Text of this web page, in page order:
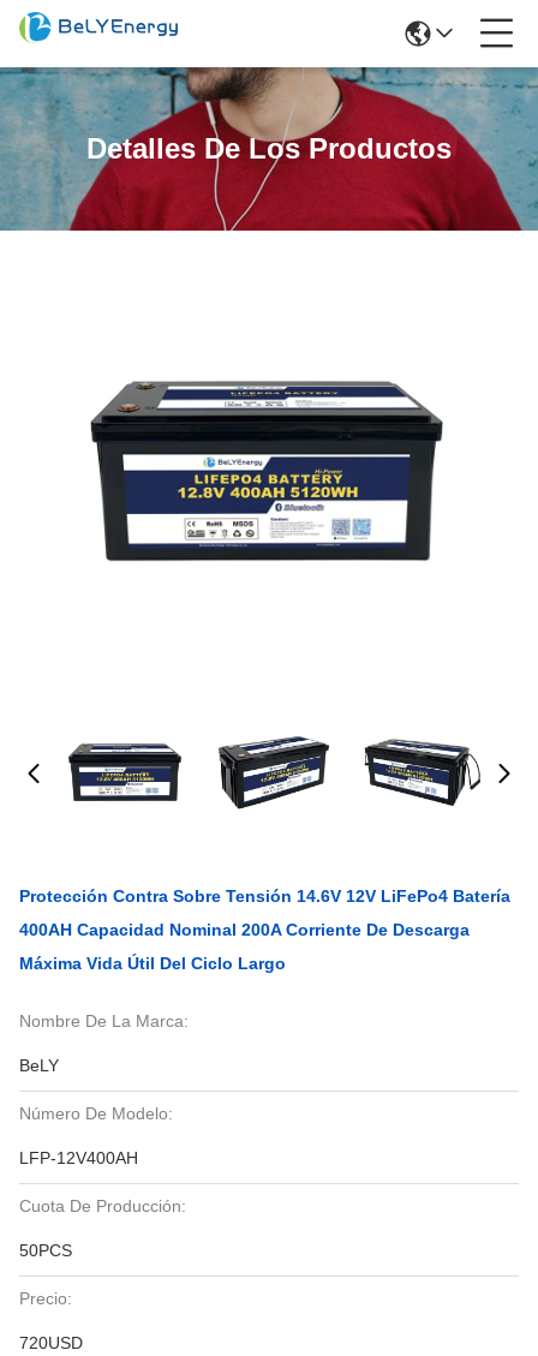
Detalles De Los Productos
Protección Contra Sobre Tensión 14.6V 12V LiFePo4 Batería
400AH Capacidad Nominal 200A Corriente De Descarga
Máxima Vida Útil Del Ciclo Largo
Nombre De La Marca:
BeLY
Número De Modelo:
LFP-12V400AH
Cuota De Producción:
50PCS
Precio:
720USD